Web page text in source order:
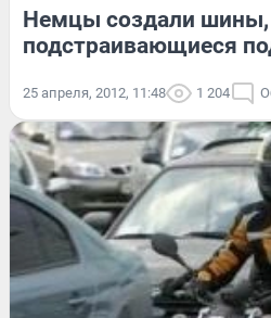
Немцы создали шины,
подстраивающиеся
25 апреля, 2012, 11:48 1 204